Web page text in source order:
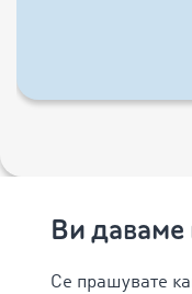
Ви даваме
Се прашувате